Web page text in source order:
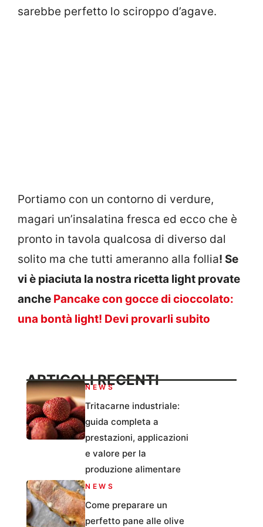
sarebbe perfetto lo sciroppo d’agave.
Portiamo con un contorno di verdure,
magari un’insalatina fresca ed ecco che è
pronto in tavola qualcosa di diverso dal
solito ma che tutti ameranno alla follia! Se
vi è piaciuta la nostra ricetta light provate
anche Pancake con gocce di cioccolato:
una bontà light! Devi provarli subito
ARTICOLI RECENTI
NEWS
Tritacarne industriale:
guida completa a
prestazioni, applicazioni
e valore per la
produzione alimentare
NEWS
Come preparare un
perfetto pane alle olive